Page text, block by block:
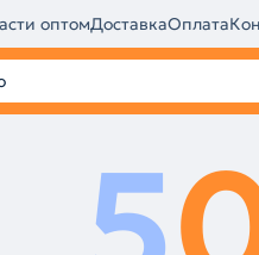
оптомДоставкаОплата